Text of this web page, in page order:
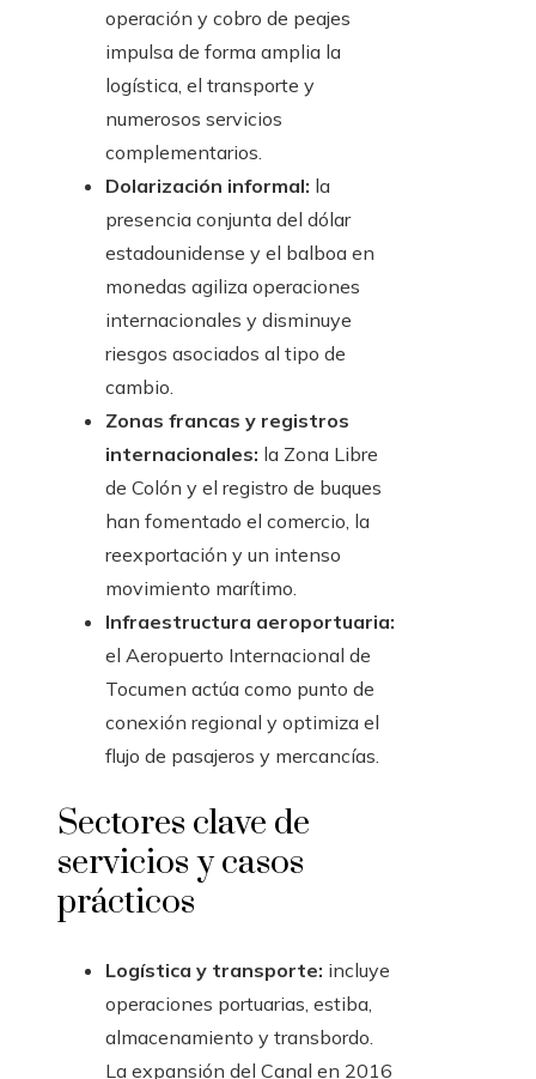
operación y cobro de peajes
impulsa de forma amplia la
logística, el transporte y
numerosos servicios
complementarios.
Dolarización informal: la
presencia conjunta del dólar
estadounidense y el balboa en
monedas agiliza operaciones
internacionales y disminuye
riesgos asociados al tipo de
cambio.
Zonas francas y registros
internacionales: la Zona Libre
de Colón y el registro de buques
han fomentado el comercio, la
reexportación y un intenso
movimiento marítimo.
Infraestructura aeroportuaria:
el Aeropuerto Internacional de
Tocumen actúa como punto de
conexión regional y optimiza el
flujo de pasajeros y mercancías.
Sectores clave de
servicios y casos
prácticos
Logística y transporte: incluye
operaciones portuarias, estiba,
almacenamiento y transbordo.
La expansión del Canal en 2016